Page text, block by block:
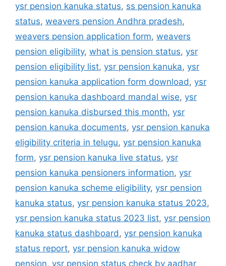
ysr pension kanuka status, ss pension kanuka
status, weavers pension Andhra pradesh,
weavers pension application form, weavers
pension eligibility, what is pension status, ysr
pension eligibility list, ysr pension kanuka, ysr
pension kanuka application form download , ysr
pension kanuka dashboard mandal wise, ysr
pension kanuka disbursed this month, ysr
pension kanuka documents, ysr pension kanuka
eligibility criteria in telugu, ysr pension kanuka
form, ysr pension kanuka live status, ysr
pension kanuka pensioners information, ysr
pension kanuka scheme eligibility, ysr pension
kanuka status, ysr pension kanuka status 2023,
ysr pension kanuka status 2023 list, ysr pension
kanuka status dashboard , ysr pension kanuka
status report, ysr pension kanuka widow
pension, ysr pension status check by aadhar